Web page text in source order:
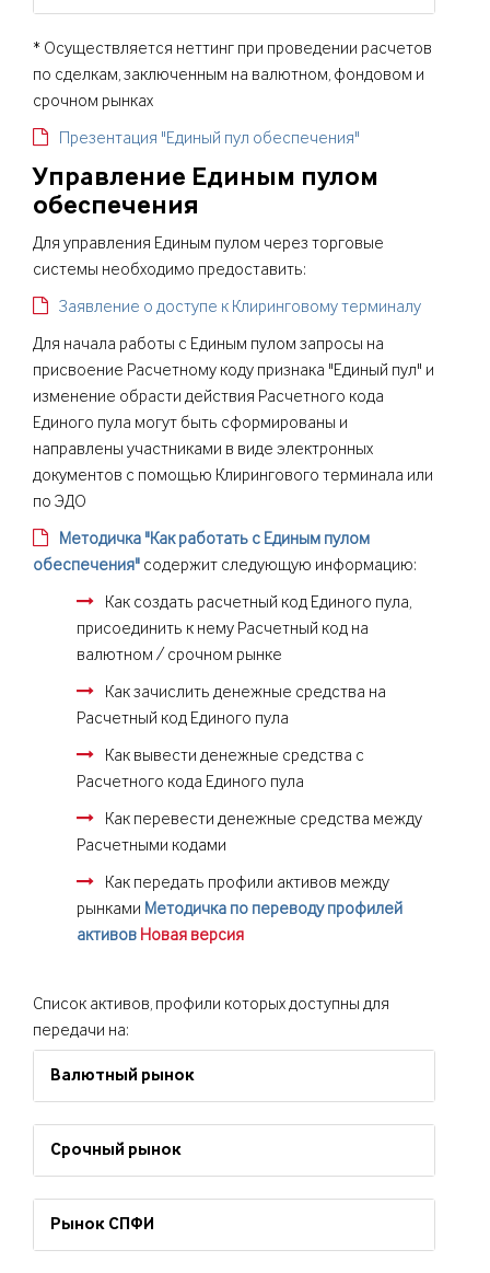
* Осуществляется неттинг при проведении расчетов
по сделкам, заключенным на валютном, фондовом и
срочном рынках
Презентация "Единый пул обеспечения"
Управление Единым пулом
обеспечения
Для управления Единым пулом через торговые
системы необходимо предоставить:
Заявление о доступе к Клиринговому терминалу
Для начала работы с Единым пулом запросы на
присвоение Расчетному коду признака "Единый пул" и
изменение обрасти действия Расчетного кода
Единого пула могут быть сформированы и
направлены участниками в виде электронных
документов с помощью Клирингового терминала или
по ЭДО
Методичка "Как работать с Единым пулом
обеспечения" содержит следующую информацию:
Как создать расчетный код Единого пула,
присоединить к нему Расчетный код на
валютном / срочном рынке
Как зачислить денежные средства на
Расчетный код Единого пула
Как вывести денежные средства с
Расчетного кода Единого пула
Как перевести денежные средства между
Расчетными кодами
Как передать профили активов между
рынками Методичка по переводу профилей
активов Новая версия
Список активов, профили которых доступны для
передачи на:
Валютный рынок
Срочный рынок
Рынок СПФИ